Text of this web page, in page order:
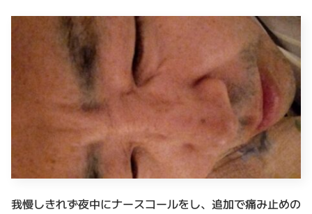
我慢しきれず夜中にナースコールをし、追加で痛み止めの